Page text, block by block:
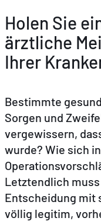
Holen Sie
ärztliche
Ihrer
Bestimmte
Sorgen und
vergewissern,
wurde? Wie sich
Letztendlich
Entscheidung mit
völlig legitim,